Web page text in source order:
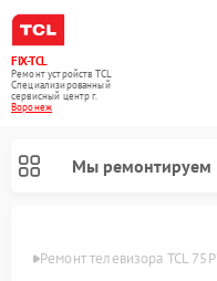
FIX-TCL
Ремонт устройств TCL
Специализированный
cервисный центр г.
Воронеж
Мы ремонтируем
Ремонт телевизора TCL